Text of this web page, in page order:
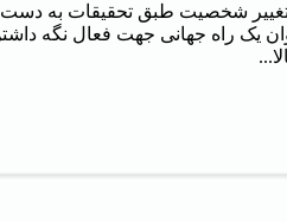
شخصیت طبق تحقیقات به دست
یک راه جهانی جهت فعال نگه